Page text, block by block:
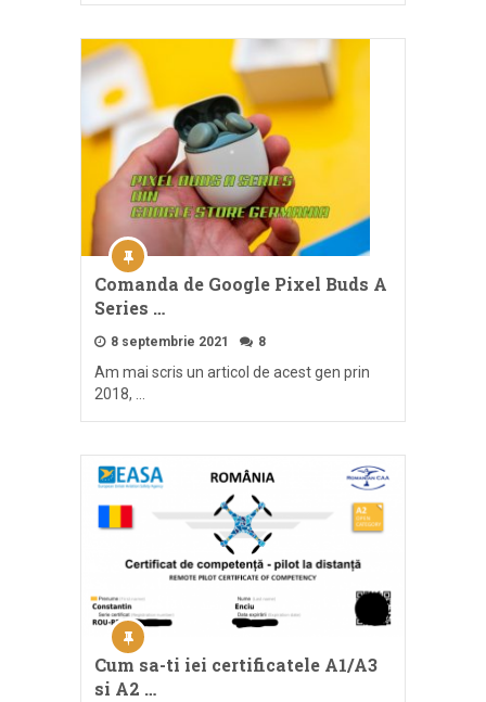
Comanda de Google Pixel Buds A
Series …
8 septembrie 2021 8
Am mai scris un articol de acest gen prin
2018, …
Cum sa-ti iei certificatele A1/A3
si A2 …